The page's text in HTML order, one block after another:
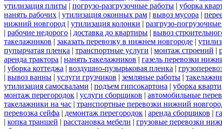
утилизация плиты | погрузо-разгрузочные работы | уборка
нанять рабочих | утилизация оконных рам | вывоз мусора |
нижний новгород | утилизация колонки | разгрузо-
| рабочие недорого | доставка до квартиры | вывоз
такелажников | заказать перевозку в нижнем новгороде |
пупырчатая пленка | транспортные услуги | монтаж строений |
аренда трактора | нанять такелажников | газель перевозки
| уборка коттеджа | воздушно-пузырьковая пленка |
| вывоз ванны | услуги грузчиков | земляные работы |
утилизация самосвалами | подъем гипсокартона | уборка
монтаж перегородок | услуги сборщиков | автомобильные
такелажники на час | транспортные перевозки нижний
перевозка сейфа | демонтаж перегородок | аренда сборщиков |
| копка траншей | расстановка мебели | грузовые перевозки